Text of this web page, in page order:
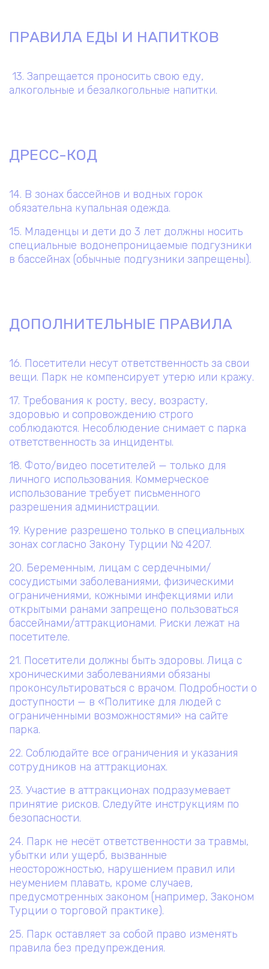
ПРАВИЛА ЕДЫ И НАПИТКОВ
13. Запрещается проносить свою еду,
алкогольные и безалкогольные напитки.
ДРЕСС-КОД
14. В зонах бассейнов и водных горок
обязательна купальная одежда.
15. Младенцы и дети до 3 лет должны носить
специальные водонепроницаемые подгузники
в бассейнах (обычные подгузники запрещены).
ДОПОЛНИТЕЛЬНЫЕ ПРАВИЛА
16. Посетители несут ответственность за свои
вещи. Парк не компенсирует утерю или кражу.
17. Требования к росту, весу, возрасту,
здоровью и сопровождению строго
соблюдаются. Несоблюдение снимает с парка
ответственность за инциденты.
18. Фото/видео посетителей — только для
личного использования. Коммерческое
использование требует письменного
разрешения администрации.
19. Курение разрешено только в специальных
зонах согласно Закону Турции № 4207.
20. Беременным, лицам с сердечными/
сосудистыми заболеваниями, физическими
ограничениями, кожными инфекциями или
открытыми ранами запрещено пользоваться
бассейнами/аттракционами. Риски лежат на
посетителе.
21. Посетители должны быть здоровы. Лица с
хроническими заболеваниями обязаны
проконсультироваться с врачом. Подробности о
доступности — в «Политике для людей с
ограниченными возможностями» на сайте
парка.
22. Соблюдайте все ограничения и указания
сотрудников на аттракционах.
23. Участие в аттракционах подразумевает
принятие рисков. Следуйте инструкциям по
безопасности.
24. Парк не несёт ответственности за травмы,
убытки или ущерб, вызванные
неосторожностью, нарушением правил или
неумением плавать, кроме случаев,
предусмотренных законом (например, Законом
Турции о торговой практике).
25. Парк оставляет за собой право изменять
правила без предупреждения.